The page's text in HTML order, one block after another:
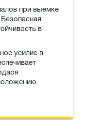
при выемке
в
усилие в